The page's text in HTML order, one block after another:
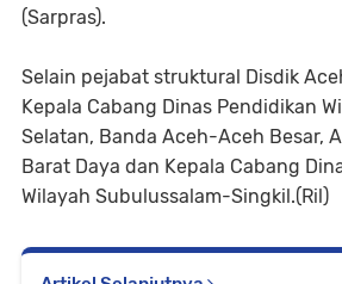
(Sarpras).
Selain pejabat struktural Disdik
Kepala Cabang Dinas Pendidikan
Selatan, Banda Aceh-Aceh Besar,
Barat Daya dan Kepala Cabang
Wilayah Subulussalam-Singkil.(Ril)